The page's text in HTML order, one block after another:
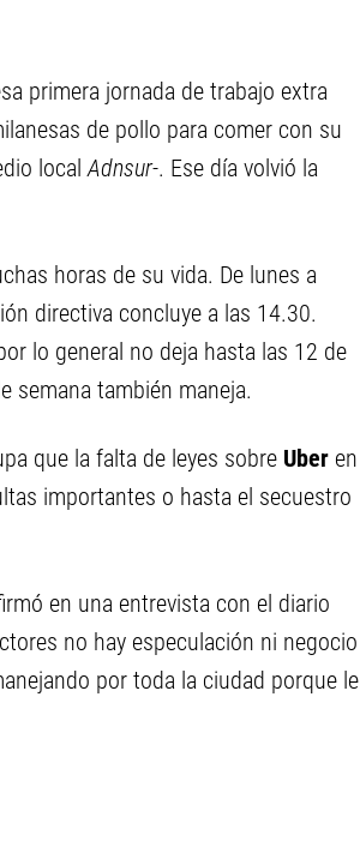
primera jornada de trabajo extra
de pollo para comer con su
localAdnsur-. Ese día volvió la
horas de su vida. De lunes a
directiva concluye a las 14.30.
lo general no deja hasta las 12 de
semana también maneja.
que la falta de leyes sobre Uber en
importantes o hasta el secuestro
en una entrevista con el diario
no hay especulación ni negocio
por toda la ciudad porque le